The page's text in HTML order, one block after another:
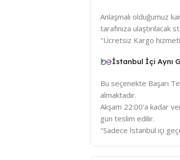
Anlaşmalı olduğumuz
tarafınıza
"Ücretsiz Kargo
İstanbul İçi Aynı
Bu seçenekte Başarı
almaktadır.
Akşam 22:00'a kadar
gün teslim edilir.
"Sadece İstanbul içi